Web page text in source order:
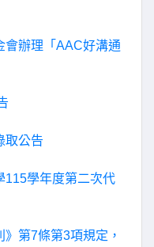
會辦理「AAC好溝通
取公告
115學年度第二次代
第7條第3項規定，